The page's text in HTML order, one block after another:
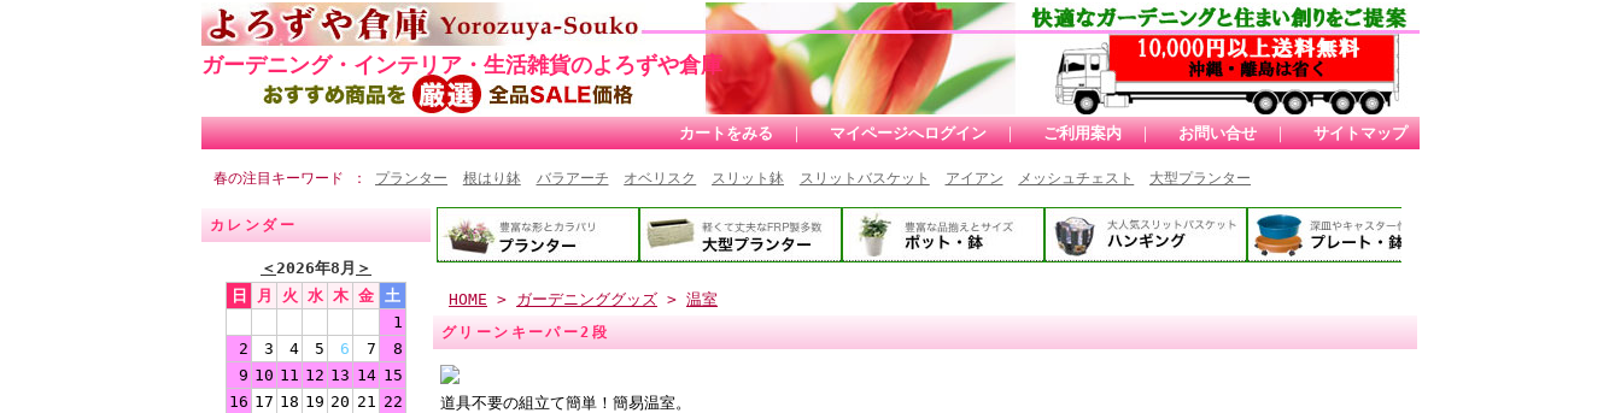
ガーデニング・インテリア・生活雑貨のよろずや倉庫
カートをみる ｜ マイページへログイン ｜ ご利用案内 ｜ お問い合せ ｜ サイトマップ
春の注目キーワード プランター 根はり鉢 バラアーチ オベリスク スリット鉢 スリットバスケット アイアン メッシュチェスト 大型プランター
カレンダー
＜2026年8月 ＞
日
月 火 水 木 金 土
1
2
3 4 5 6 7
8
9 10 11 12 13 14 15
16 17 18 19 20 21 22
HOME > ガーデニンググッズ > 温室
グリーンキーパー2段
道具不要の組立て簡単！簡易温室。